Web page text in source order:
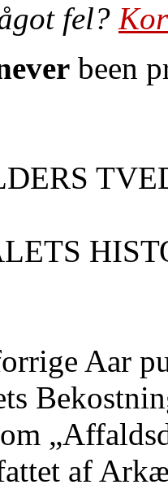
fel?
been
Aar
af